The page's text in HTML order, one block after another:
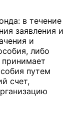
в течение
заявления и
и
либо
принимает
путем
счет,